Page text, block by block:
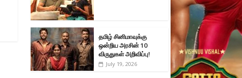
தமிழ் சினிமாவுக்கு
ஒன்றிய அரசின் 10
விருதுகள் அறிவிப்பு!
July 19, 2026